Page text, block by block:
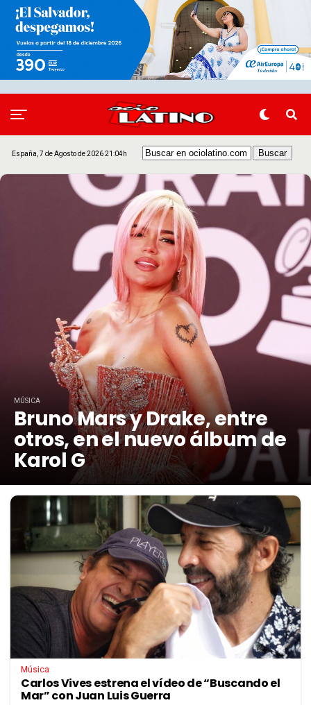
España, 7 de Agosto de 2026 21:04h
MÚSICA
Bruno Mars y Drake, entre
otros, en el nuevo álbum de
Karol G
Música
Carlos Vives estrena el vídeo de “Buscando el
Mar” con Juan Luis Guerra